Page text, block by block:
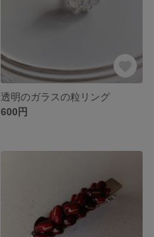
透明のガラスの粒リング
600円